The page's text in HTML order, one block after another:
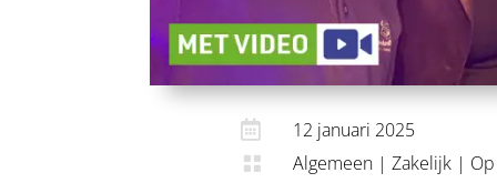
 12 januari 2025
 Algemeen| Zakelijk|